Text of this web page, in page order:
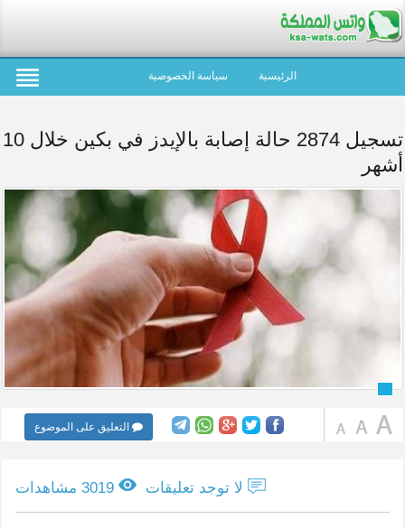
الرئيسية سياسة الخصوصية
تسجيل 2874 حالة إصابة بالإيدز في بكين خلال 10
أشهر
التعليق على الموضوع
لا توجد تعليقات 3019 مشاهدات